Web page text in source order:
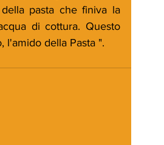
pasta che finiva la
di cottura. Questo
l'amido della Pasta ".